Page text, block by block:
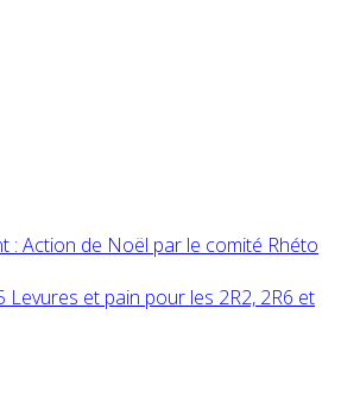
: Action de Noël par le comité Rhéto
Levures et pain pour les 2R2, 2R6 et